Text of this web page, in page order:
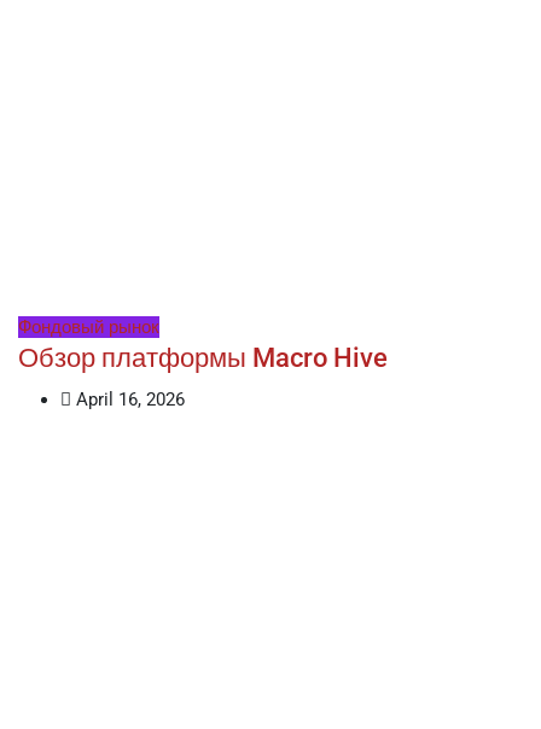
Фондовый рынок
Обзор платформы Macro Hive
April 16, 2026